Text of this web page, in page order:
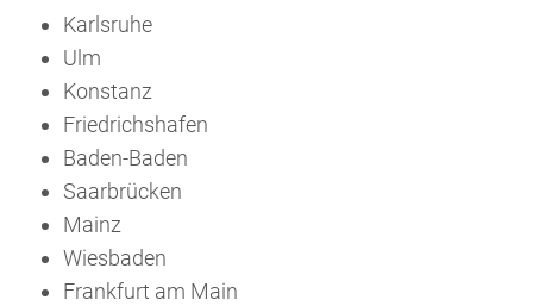
Karlsruhe
Ulm
Konstanz
Friedrichshafen
Baden-Baden
Saarbrücken
Mainz
Wiesbaden
Frankfurt am Main